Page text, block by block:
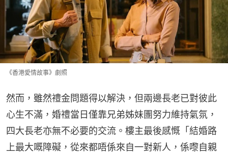
《香港愛情故事》劇照
然而，雖然禮金問題得以解決，但兩邊長老已對彼此
心生不滿，婚禮當日僅靠兄弟姊妹團努力維持氣氛，
四大長老亦無不必要的交流。樓主最後感慨「結婚路
上最大嘅障礙，從來都唔係來自一對新人，係嚟自親